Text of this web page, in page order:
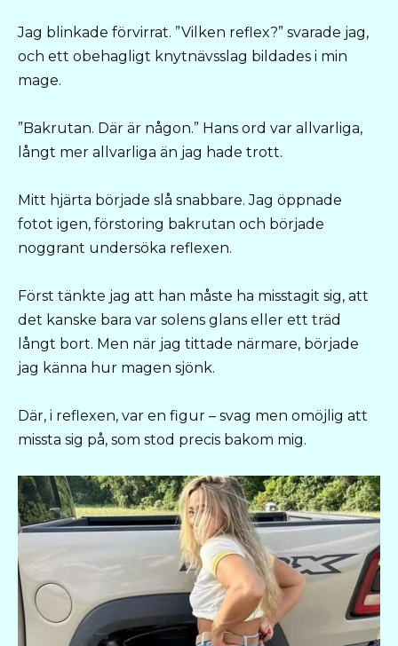
Jag blinkade förvirrat. ”Vilken reflex?” svarade jag,
och ett obehagligt knytnävsslag bildades i min
mage.
”Bakrutan. Där är någon.” Hans ord var allvarliga,
långt mer allvarliga än jag hade trott.
Mitt hjärta började slå snabbare. Jag öppnade
fotot igen, förstoring bakrutan och började
noggrant undersöka reflexen.
Först tänkte jag att han måste ha misstagit sig, att
det kanske bara var solens glans eller ett träd
långt bort. Men när jag tittade närmare, började
jag känna hur magen sjönk.
Där, i reflexen, var en figur – svag men omöjlig att
missta sig på, som stod precis bakom mig.